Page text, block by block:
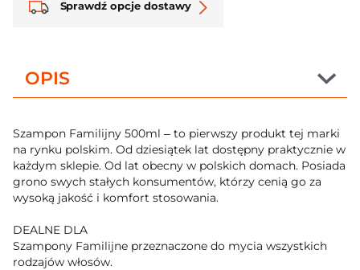
Sprawdź opcje dostawy
OPIS
Szampon Familijny 500ml – to pierwszy produkt tej marki
na rynku polskim. Od dziesiątek lat dostępny praktycznie w
każdym sklepie. Od lat obecny w polskich domach. Posiada
grono swych stałych konsumentów, którzy cenią go za
wysoką jakość i komfort stosowania.
DEALNE DLA
Szampony Familijne przeznaczone do mycia wszystkich
rodzajów włosów.